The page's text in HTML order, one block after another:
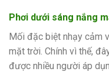
Phơi dưới sáng nắng
Mối đặc biệt nhạy cảm
mặt trời. Chính vì thế,
được nhiều người áp